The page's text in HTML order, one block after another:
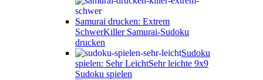
Samurai drucken: Extrem
SchwerKiller Samurai-Sudoku
drucken
Sudoku
spielen: Sehr LeichtSehr leichte 9x9
Sudoku spielen